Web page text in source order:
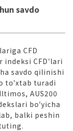
savdo
CFD
indeksi CFD'lari
savdo qilinishi
to'xtab turadi
AUS200
bo'yicha
balki peshin